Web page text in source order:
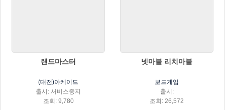
랜드마스터
(대전)아케이드
출시: 서비스중지
조회: 9,780
넷마블 리치마블
보드게임
출시:
조회: 26,572